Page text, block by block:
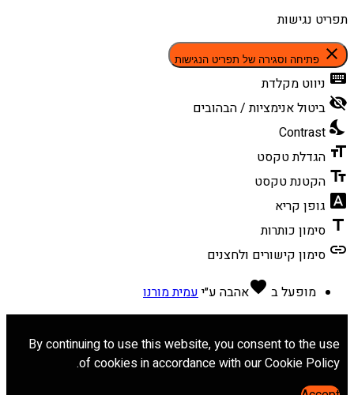
תפריט נגישות
close פתיחה וסגירה של תפריט הנגישות
keyboard ניווט מקלדת
visibility_off ביטול אנימציות / הבהובים
nights_stay
Contrast
format_size הגדלת טקסט
text_fields הקטנת טקסט
font_download גופן קריא
title סימון כותרות
link סימון קישורים ולחצנים
מופעל ב favoriteאהבה ע״יעמית מורנו
By continuing to use this website, you consent to the use
of cookies in accordance with our Cookie Policy.